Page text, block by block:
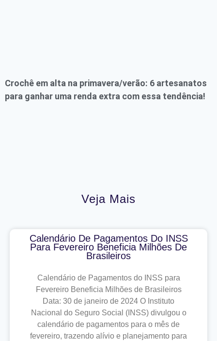
Crochê em alta na primavera/verão: 6 artesanatos
para ganhar uma renda extra com essa tendência!
Veja Mais
Calendário De Pagamentos Do INSS
Para Fevereiro Beneficia Milhões De
Brasileiros
Calendário de Pagamentos do INSS para
Fevereiro Beneficia Milhões de Brasileiros
Data: 30 de janeiro de 2024 O Instituto
Nacional do Seguro Social (INSS) divulgou o
calendário de pagamentos para o mês de
fevereiro, trazendo alívio e planejamento para